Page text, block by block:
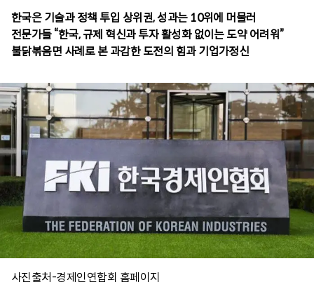
한국은 기술과 정책 투입 상위권, 성과는 10위에 머물러
전문가들 “한국, 규제 혁신과 투자 활성화 없이는 도약 어려워”
불닭볶음면 사례로 본 과감한 도전의 힘과 기업가정신
사진출처-경제인연합회 홈페이지